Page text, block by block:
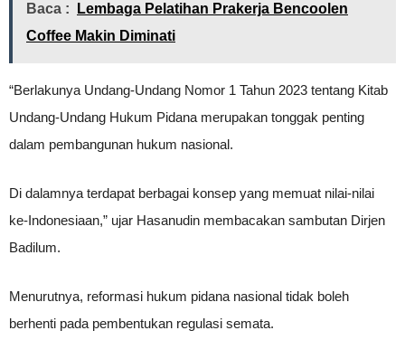
Baca :
Lembaga Pelatihan Prakerja Bencoolen
Coffee Makin Diminati
“Berlakunya Undang-Undang Nomor 1 Tahun 2023 tentang Kitab
Undang-Undang Hukum Pidana merupakan tonggak penting
dalam pembangunan hukum nasional.
Di dalamnya terdapat berbagai konsep yang memuat nilai-nilai
ke-Indonesiaan,” ujar Hasanudin membacakan sambutan Dirjen
Badilum.
Menurutnya, reformasi hukum pidana nasional tidak boleh
berhenti pada pembentukan regulasi semata.